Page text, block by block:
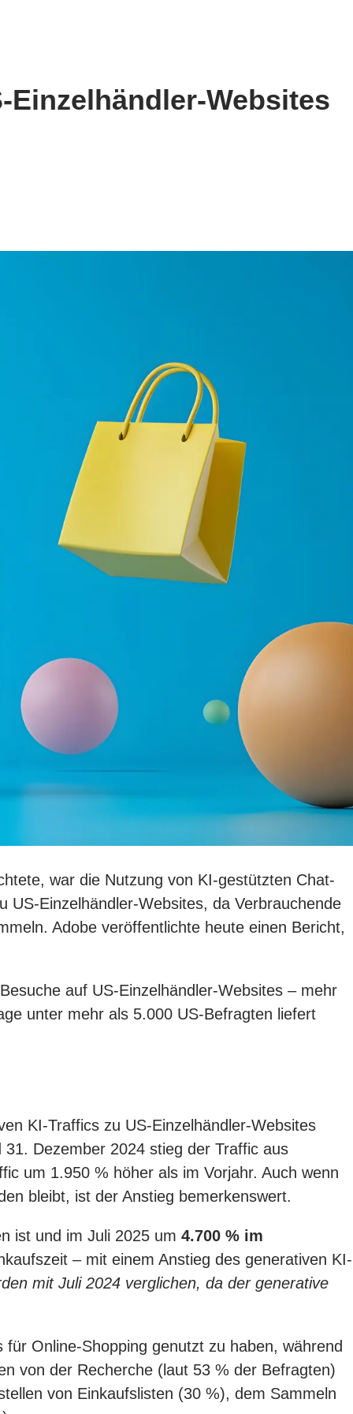
Websites
war die Nutzung von KI-gestützten Chat-
US-Einzelhändler-Websites, da Verbrauchende
Adobe veröffentlichte heute einen Bericht,
auf US-Einzelhändler-Websites – mehr
unter mehr als 5.000 US-Befragten liefert
KI-Traffics zu US-Einzelhändler-Websites
Dezember 2024 stieg der Traffic aus
um 1.950 % höher als im Vorjahr. Auch wenn
bleibt, ist der Anstieg bemerkenswert.
ist und im Juli 2025 um 4.700 % im
– mit einem Anstieg des generativen KI-
mit Juli 2024 verglichen, da der generative
Online-Shopping genutzt zu haben, während
von der Recherche (laut 53 % der Befragten)
von Einkaufslisten (30 %), dem Sammeln